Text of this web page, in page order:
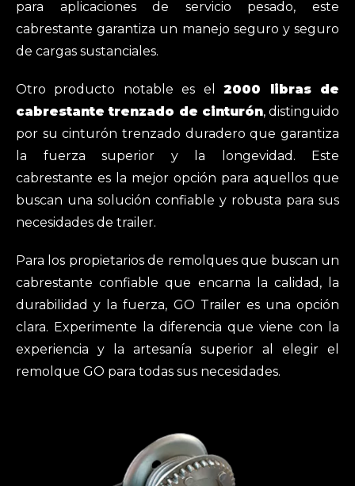
para aplicaciones de servicio pesado, este
cabrestante garantiza un manejo seguro y seguro
de cargas sustanciales.
Otro producto notable es el2000 libras de
cabrestante trenzado de cinturón, distinguido
por su cinturón trenzado duradero que garantiza
la fuerza superior y la longevidad. Este
cabrestante es la mejor opción para aquellos que
buscan una solución confiable y robusta para sus
necesidades de trailer.
Para los propietarios de remolques que buscan un
cabrestante confiable que encarna la calidad, la
durabilidad y la fuerza, GO Trailer es una opción
clara. Experimente la diferencia que viene con la
experiencia y la artesanía superior al elegir el
remolque GO para todas sus necesidades.